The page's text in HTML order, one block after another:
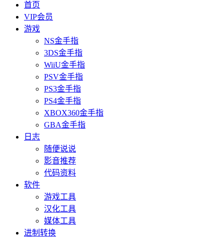
首页
VIP会员
游戏
NS金手指
3DS金手指
WiiU金手指
PSV金手指
PS3金手指
PS4金手指
XBOX360金手指
GBA金手指
日志
随便说说
影音推荐
代码资料
软件
游戏工具
汉化工具
媒体工具
进制转换